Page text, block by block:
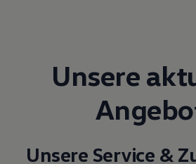
Updates für Software,
Über Ihr Auto
Vorgängermodelle
Kundeninformationen
Volkswagen
Warn- und
Digitale
Unsere
Unsere Service &